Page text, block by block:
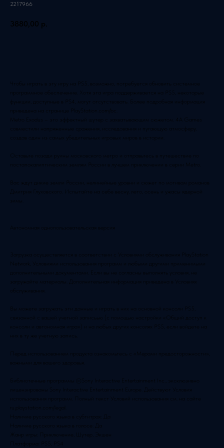
2217966
3880,00 р.
Чтобы играть в эту игру на PS5, возможно, потребуется обновить системное
программное обеспечение. Хотя эта игра поддерживается на PS5, некоторые
функции, доступные в PS4, могут отсутствовать. Более подробная информация
приведена на странице PlayStation.com/bc.
Metro Exodus – это эффектный шутер с захватывающим сюжетом. 4A Games
совместили напряженные сражения, исследования и пугающую атмосферу,
создав один из самых убедительных игровых миров в истории.
Оставьте позади руины московского метро и отправьтесь в путешествие по
постапокалиптическим землям России в лучшем приключении в серии Metro.
Вас ждут дикие земли России, нелинейные уровни и сюжет по мотивам романов
Дмитрия Глуховского. Испытайте на себе весну, лето, осень и ужасы ядерной
зимы.
Автономная однопользовательская версия
Загрузка осуществляется в соответствии с Условиями обслуживания PlayStation
Network, Условиями использования программ и любыми другими применимыми
дополнительными документами. Если вы не согласны выполнять условия, не
загружайте материалы. Дополнительная информация приведена в Условиях
обслуживания.
Вы можете загружать эти данные и играть в них на основной консоли PS5,
связанной с вашей учетной записьью (с помощью настройки «Общий доступ к
консоли и автономная игра») и на любых других консолях PS5, если войдете на
них в ту же учетную запись.
Перед использованием продукта ознакомьтесь с «Мерами предосторожности»,
важными для вашего здоровья.
Библиотечные программы ©Sony Interactive Entertainment Inc., эксклюзивно
лицензированы Sony Interactive Entertainment Europe. Действуют Условия
использования программ. Полный текст Условий использования см. на сайте
ru.playstation.com/legal.
Наличие русского языка в субтитрах: Да
Наличие русского языка в голосе: Да
Жанр игры: Приключение, Шутер, Экшен
Платформа: PS5, PS4